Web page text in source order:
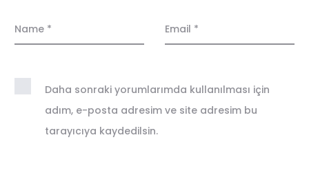
Name * Email *
Daha sonraki yorumlarımda kullanılması için
adım, e-posta adresim ve site adresim bu
tarayıcıya kaydedilsin.